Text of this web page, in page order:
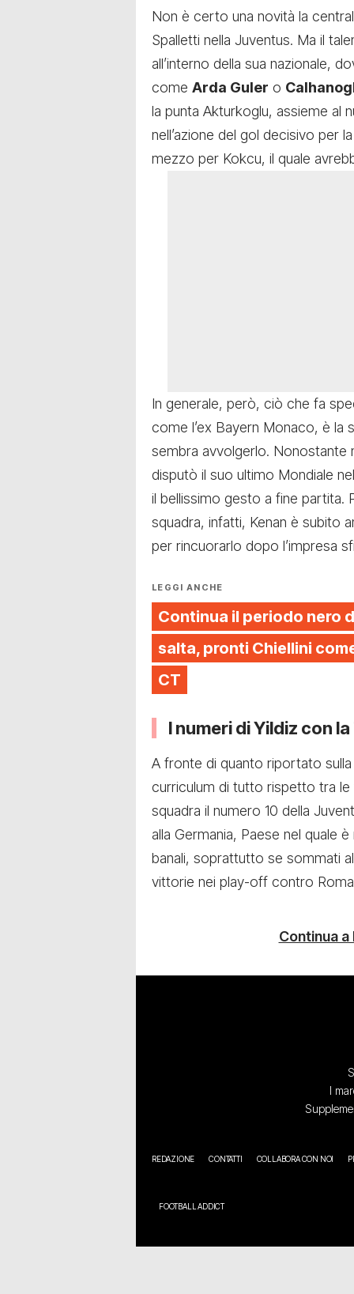
Non è certo una novità la
Spalletti nella Juventus. Ma il
all’interno della sua nazionale,
come Arda Guler o
la punta Akturkoglu, assieme al
nell’azione del gol decisivo per
mezzo per Kokcu, il quale
In generale, però, ciò che fa
come l’ex Bayern Monaco, è la
sembra avvolgerlo. Nonostante
disputò il suo ultimo Mondiale
il bellissimo gesto a fine partita.
squadra, infatti, Kenan è subito
per rincuorarlo dopo l’impresa
LEGGI ANCHE
Continua il periodo nero
salta, pronti Chiellini
CT
I numeri di Yildiz con
A fronte di quanto riportato sulla
curriculum di tutto rispetto tra le
squadra il numero 10 della
alla Germania, Paese nel quale
banali, soprattutto se sommati
vittorie nei play-off contro
Continua
I
REDAZIONE CONTATTI COLLABORA CON NOI
FOOTBALL ADDICT